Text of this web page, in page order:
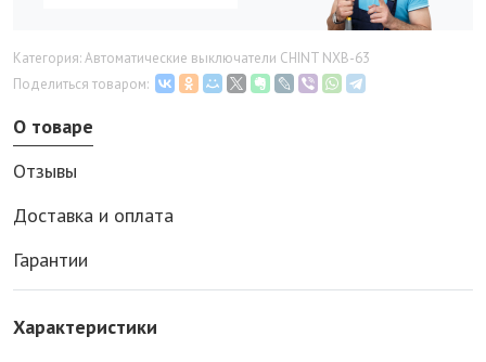
Категория: Автоматические выключатели CHINT NXB-63
Поделиться товаром:
О товаре
Отзывы
Доставка и оплата
Гарантии
Характеристики